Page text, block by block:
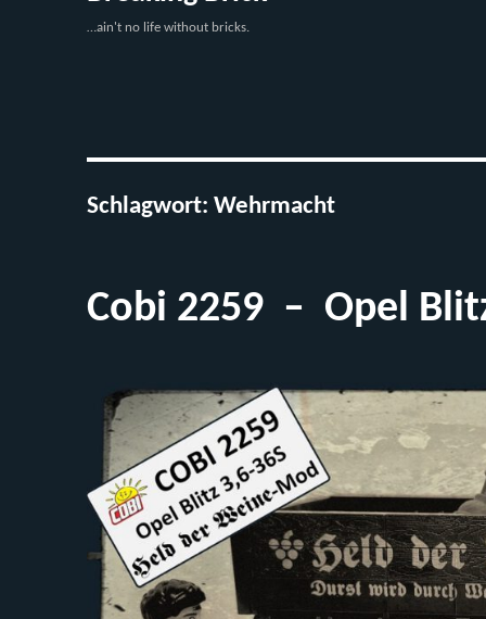
…ain't no life without bricks.
Schlagwort:Wehrmacht
Cobi 2259 – Opel